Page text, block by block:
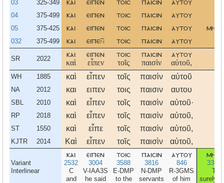
03 325-349 και ειπεν τοισ παισιν αυτου
04 375-499 και ειπεν τοισ παισιν αυτου
05 375-425 και ειπεν τοισ παισιν αυτου μητι
032 375-499 και ειπε τοισ παισιν αυτου
SR 2022
και
καὶ
ειπεν
εἶπεν
τοισ
τοῖς
παισιν
παισὶν
αυτου
αὐτοῦ,
WH 1885 καὶ εἶπεν τοῖς παισὶν αὐτοῦ
NA 2012 και ειπεν τοις παισιν αυτου
SBL 2010 καὶ εἶπεν τοῖς παισὶν αὐτοῦ·
RP 2018 καὶ εἶπεν τοῖς παισὶν αὐτοῦ,
ST 1550 καὶ εἶπε τοῖς παισὶν αὑτοῦ,
KJTR 2014 Καὶ εἶπεν τοῖς παισὶν αὐτοῦ,
Variant
Interlinear
και
2532
C
and
ειπεν
3004
V-IAA3S
he said
τοισ
3588
E-DMP
to the
παισιν
3816
N-DMP
servants
αυτου
846
R-3GMS
of him
μητι
3385
T
surely